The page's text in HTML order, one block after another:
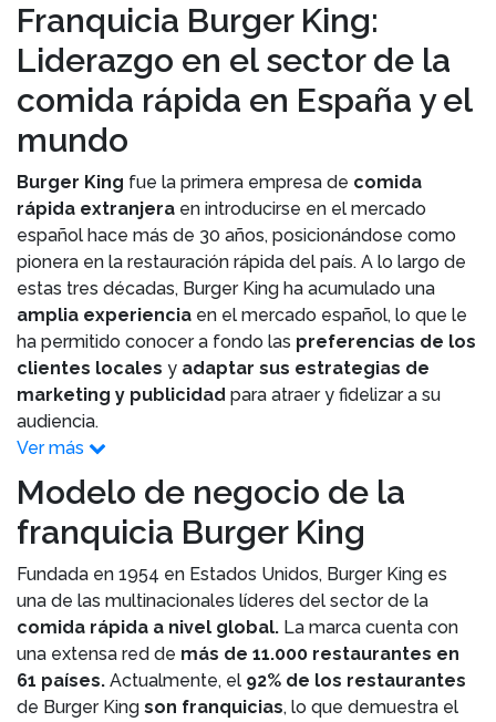
Franquicia Burger King:
Liderazgo en el sector de la
comida rápida en España y el
mundo
Burger King fue la primera empresa de comida
rápida extranjera en introducirse en el mercado
español hace más de 30 años, posicionándose como
pionera en la restauración rápida del país. A lo largo de
estas tres décadas, Burger King ha acumulado una
amplia experiencia en el mercado español, lo que le
ha permitido conocer a fondo las preferencias de los
clientes locales y adaptar sus estrategias de
marketing y publicidad para atraer y fidelizar a su
audiencia.
Ver más
Modelo de negocio de la
franquicia Burger King
Fundada en 1954 en Estados Unidos, Burger King es
una de las multinacionales líderes del sector de la
comida rápida a nivel global. La marca cuenta con
una extensa red de más de 11.000 restaurantes en
61 países. Actualmente, el 92% de los restaurantes
de Burger King son franquicias, lo que demuestra el